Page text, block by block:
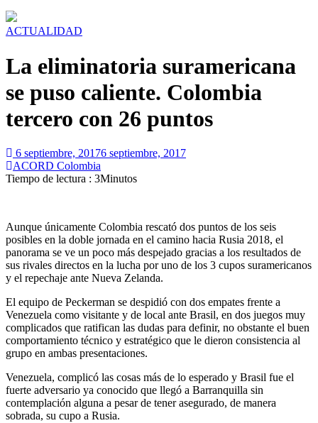
ACTUALIDAD
La eliminatoria suramericana
se puso caliente. Colombia
tercero con 26 puntos
6 septiembre, 20176 septiembre, 2017
ACORD Colombia
Tiempo de lectura : 3Minutos
Aunque únicamente Colombia rescató dos puntos de los seis
posibles en la doble jornada en el camino hacia Rusia 2018, el
panorama se ve un poco más despejado gracias a los resultados de
sus rivales directos en la lucha por uno de los 3 cupos suramericanos
y el repechaje ante Nueva Zelanda.
El equipo de Peckerman se despidió con dos empates frente a
Venezuela como visitante y de local ante Brasil, en dos juegos muy
complicados que ratifican las dudas para definir, no obstante el buen
comportamiento técnico y estratégico que le dieron consistencia al
grupo en ambas presentaciones.
Venezuela, complicó las cosas más de lo esperado y Brasil fue el
fuerte adversario ya conocido que llegó a Barranquilla sin
contemplación alguna a pesar de tener asegurado, de manera
sobrada, su cupo a Rusia.